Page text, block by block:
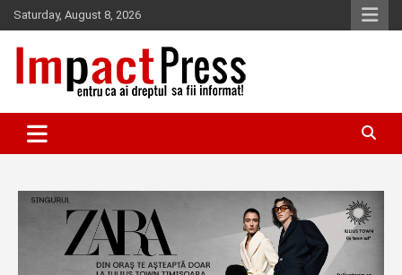
Skip
to
content
Saturday, August 8, 2026
IMPACTPRESS